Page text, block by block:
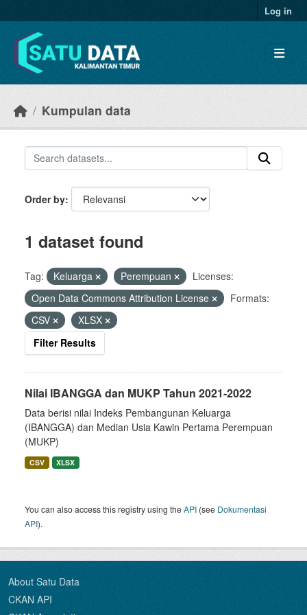
Log in
Kumpulan data
Order by
1 dataset found
Tag: Keluarga Perempuan
Licenses:
Open Data Commons Attribution License
Formats:
CSV
XLSX
Filter Results
Nilai IBANGGA dan MUKP Tahun 2021-2022
Data berisi nilai Indeks Pembangunan Keluarga
(IBANGGA) dan Median Usia Kawin Pertama Perempuan
(MUKP)
CSV XLSX
You can also access this registry using theAPI (see Dokumentasi
API).
About Satu Data
CKAN API